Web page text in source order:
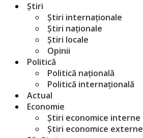
Știri
Știri internaționale
Știri naționale
Știri locale
Opinii
Politică
Politică națională
Politică internațională
Actual
Economie
Știri economice interne
Știri economice externe